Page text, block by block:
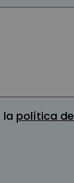
la política